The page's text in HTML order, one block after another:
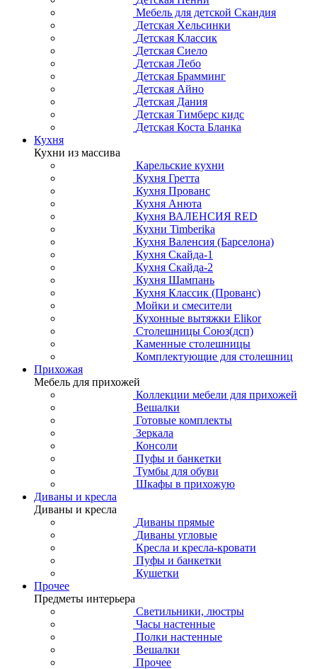
Мебель для детской Скандия
Детская Хельсинки
Детская Классик
Детская Сиело
Детская Лебо
Детская Брамминг
Детская Айно
Детская Дания
Детская Тимберс кидс
Детская Коста Бланка
Кухня
Кухни из массива
Карельские кухни
Кухня Гретта
Кухня Прованс
Кухня Анюта
Кухня ВАЛЕНСИЯ RED
Кухни Timberika
Кухня Валенсия (Барселона)
Кухня Скайда-1
Кухня Скайда-2
Кухня Шампань
Кухня Классик (Прованс)
Мойки и смесители
Кухонные вытяжки Elikor
Столешницы Союз(дсп)
Каменные столешницы
Комплектующие для столешниц
Прихожая
Мебель для прихожей
Коллекции мебели для прихожей
Вешалки
Готовые комплекты
Зеркала
Консоли
Пуфы и банкетки
Тумбы для обуви
Шкафы в прихожую
Диваны и кресла
Диваны и кресла
Диваны прямые
Диваны угловые
Кресла и кресла-кровати
Пуфы и банкетки
Кушетки
Прочее
Предметы интерьера
Светильники, люстры
Часы настенные
Полки настенные
Вешалки
Прочее